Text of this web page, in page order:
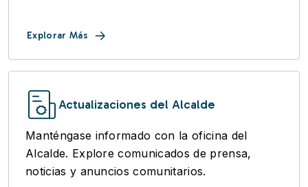
Explorar Más
Actualizaciones del Alcalde
Manténgase informado con la oficina del
Alcalde. Explore comunicados de prensa,
noticias y anuncios comunitarios.